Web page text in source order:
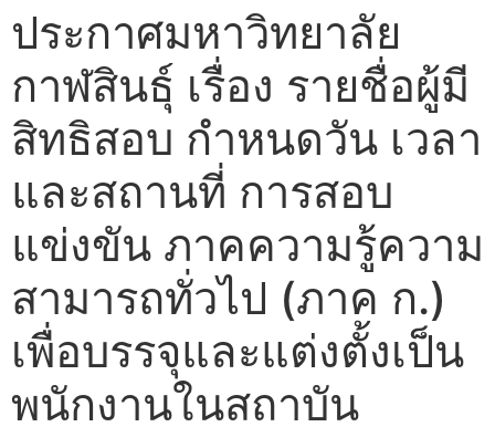
ประกาศมหาวิทยาลัย
กาฬสินธุ์ เรื่อง รายชื่อผู้มี
สิทธิสอบ กำหนดวัน เวลา
และสถานที่ การสอบ
แข่งขัน ภาคความรู้ความ
สามารถทั่วไป (ภาค ก.)
เพื่อบรรจุและแต่งตั้งเป็น
พนักงานในสถาบัน